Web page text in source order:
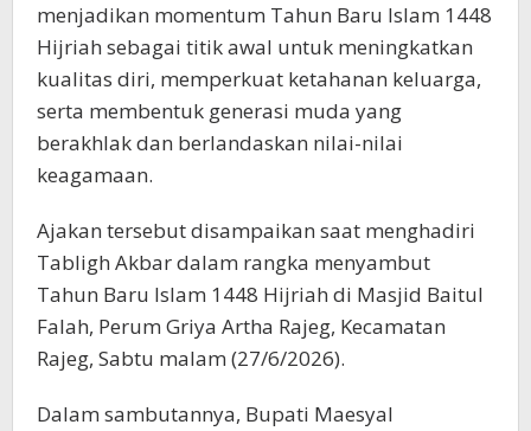
menjadikan momentum Tahun Baru Islam 1448
Hijriah sebagai titik awal untuk meningkatkan
kualitas diri, memperkuat ketahanan keluarga,
serta membentuk generasi muda yang
berakhlak dan berlandaskan nilai-nilai
keagamaan.
Ajakan tersebut disampaikan saat menghadiri
Tabligh Akbar dalam rangka menyambut
Tahun Baru Islam 1448 Hijriah di Masjid Baitul
Falah, Perum Griya Artha Rajeg, Kecamatan
Rajeg, Sabtu malam (27/6/2026).
Dalam sambutannya, Bupati Maesyal